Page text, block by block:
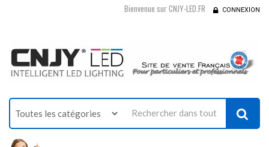
Bienvenue sur CNJY-LED.FR CONNEXION